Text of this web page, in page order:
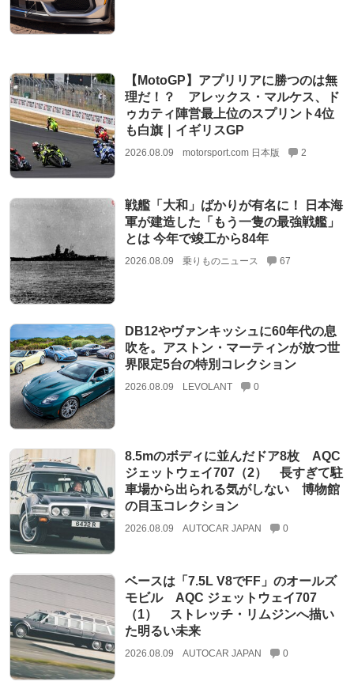
【MotoGP】アプリリアに勝つのは無
理だ！？ アレックス・マルケス、ド
ゥカティ陣営最上位のスプリント4位
も白旗｜イギリスGP
2026.08.09 motorsport.com 日本版 2
戦艦「大和」ばかりが有名に！ 日本海
軍が建造した「もう一隻の最強戦艦」
とは 今年で竣工から84年
2026.08.09 乗りものニュース 67
DB12やヴァンキッシュに60年代の息
吹を。アストン・マーティンが放つ世
界限定5台の特別コレクション
2026.08.09 LEVOLANT 0
8.5mのボディに並んだドア8枚 AQC
ジェットウェイ707（2） 長すぎて駐
車場から出られる気がしない 博物館
の目玉コレクション
2026.08.09 AUTOCAR JAPAN 0
ベースは「7.5L V8でFF」のオールズ
モビル AQC ジェットウェイ707
（1） ストレッチ・リムジンへ描い
た明るい未来
2026.08.09 AUTOCAR JAPAN 0